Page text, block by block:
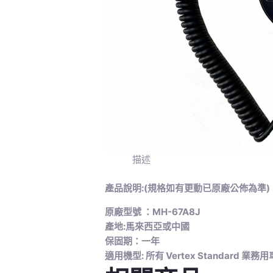
描述
產品說明:(規格如有更動已原廠公佈為準)
原廠型號 ：MH-67A8J
產地:馬來西亞或中國
保固期：一年
適用機型: 所有 Vertex Standard 業務用